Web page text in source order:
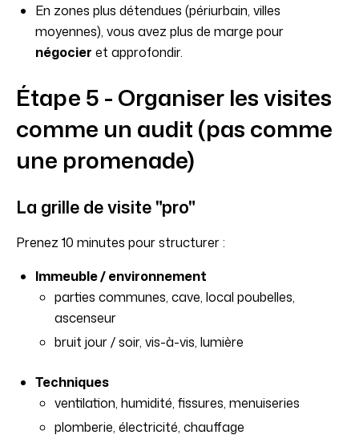
En zones plus détendues (périurbain, villes
moyennes), vous avez plus de marge pour
négocier et approfondir.
Étape 5 - Organiser les visites
comme un audit (pas comme
une promenade)
La grille de visite "pro"
Prenez 10 minutes pour structurer :
Immeuble / environnement
parties communes, cave, local poubelles,
ascenseur
bruit jour / soir, vis-à-vis, lumière
Techniques
ventilation, humidité, fissures, menuiseries
plomberie, électricité, chauffage